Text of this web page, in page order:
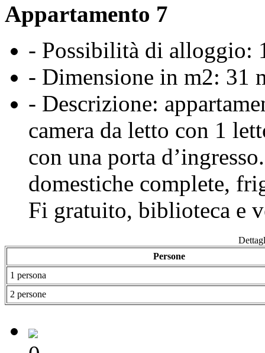
Appartamento 7
- Possibilità di alloggio:
- Dimensione in m2: 31
- Descrizione:
camera da letto con 1
con una porta
domestiche complete,
Fi gratuito, biblioteca e
Persone
1 persona
2 persone